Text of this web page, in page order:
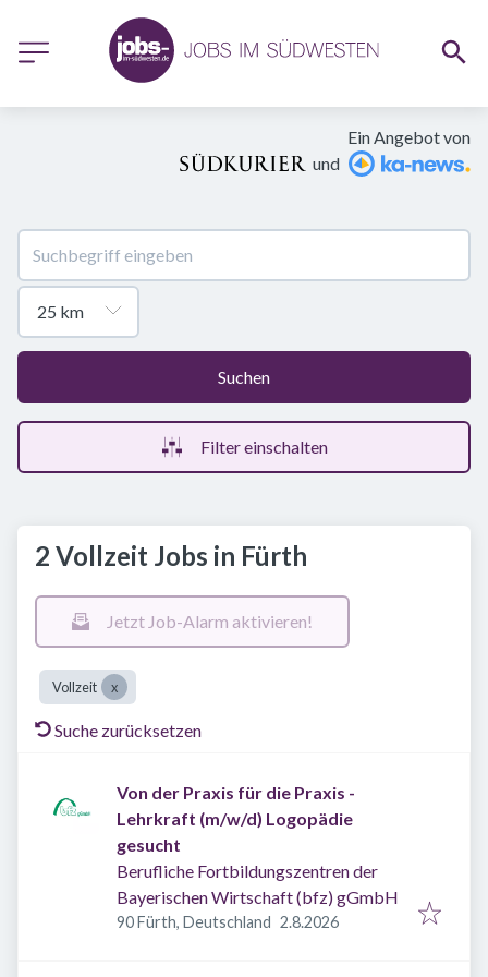
Ein Angebot von
und
Suchen
Filter einschalten
2 Vollzeit Jobs in Fürth
Jetzt Job-Alarm aktivieren!
Vollzeit
Suche zurücksetzen
Von der Praxis für die Praxis -
Lehrkraft (m/w/d) Logopädie
gesucht
Berufliche Fortbildungszentren der
Bayerischen Wirtschaft (bfz) gGmbH
90 Fürth, Deutschland Veröffentlicht
2.8.2026